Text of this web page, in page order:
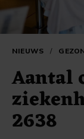
NIEUWS /
Aantal
2638